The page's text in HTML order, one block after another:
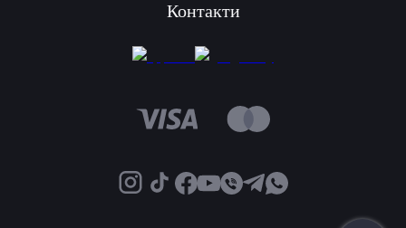
Контакти